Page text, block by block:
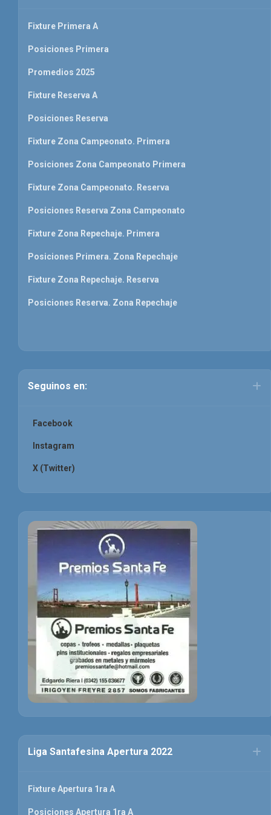
Fixture Primera A
Posiciones Primera
Promedios 2025
Fixture Reserva A
Posiciones Reserva
Fixture Zona Campeonato. Primera
Posiciones Zona Campeonato Primera
Fixture Zona Campeonato. Reserva
Posiciones Reserva Zona Campeonato
Fixture Zona Repechaje. Primera
Posiciones Primera. Zona Repechaje
Fixture Zona Repechaje. Reserva
Posiciones Reserva. Zona Repechaje
Seguinos en:
Facebook
Instagram
X (Twitter)
Liga Santafesina Apertura 2022
Fixture Apertura 1ra A
Posiciones Apertura 1ra A